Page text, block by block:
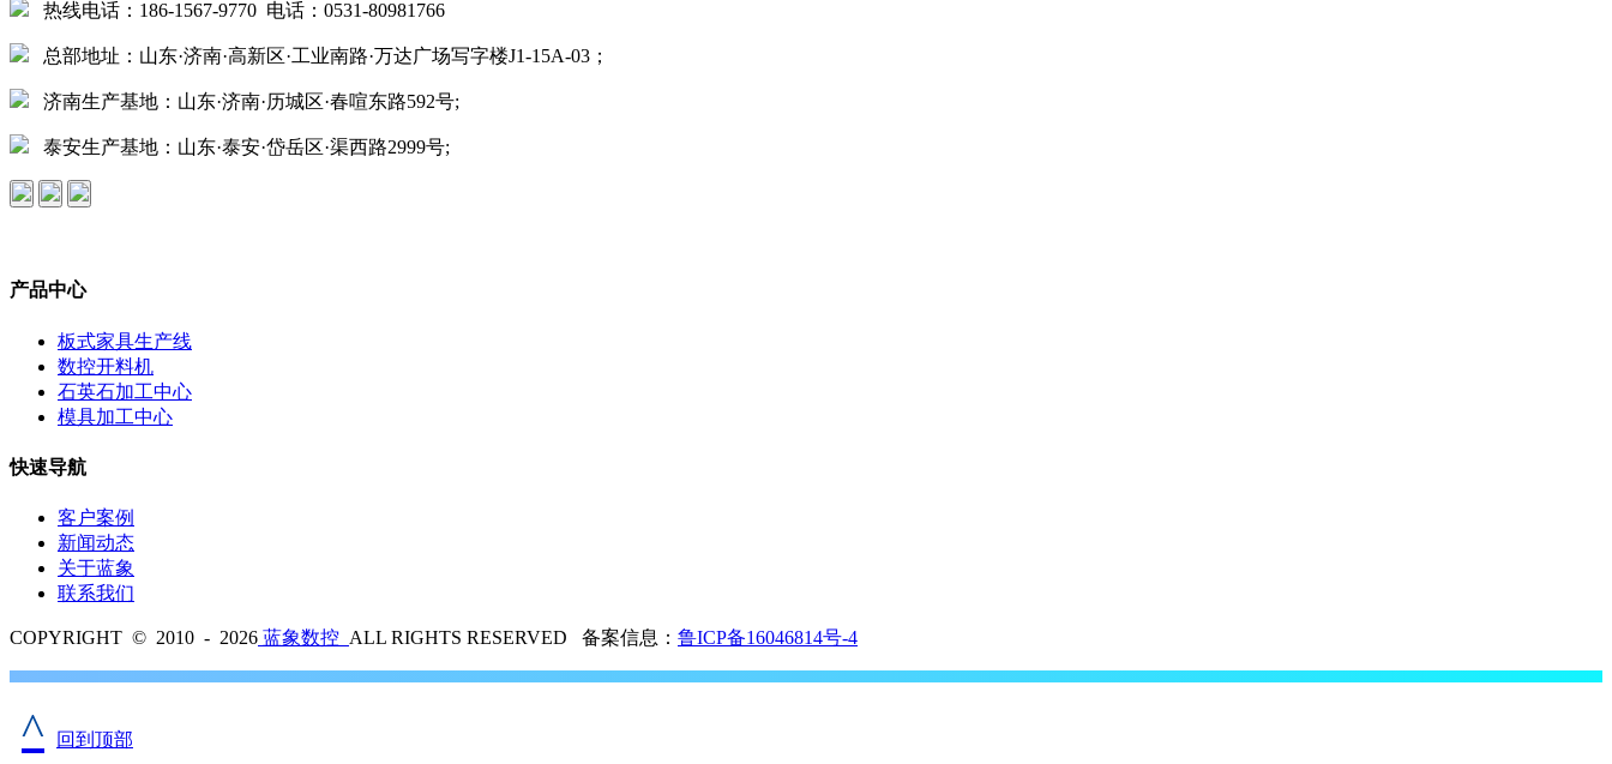
热线电话：186-1567-9770 电话：0531-80981766
总部地址：山东·济南·高新区·工业南路·万达广场写字楼J1-15A-03；
济南生产基地：山东·济南·历城区·春喧东路592号;
泰安生产基地：山东·泰安·岱岳区·渠西路2999号;
产品中心
板式家具生产线
数控开料机
石英石加工中心
模具加工中心
快速导航
客户案例
新闻动态
关于蓝象
联系我们
COPYRIGHT © 2010 - 2026 蓝象数控 ALL RIGHTS RESERVED 备案信息： 鲁ICP备16046814号-4
^ 回到顶部